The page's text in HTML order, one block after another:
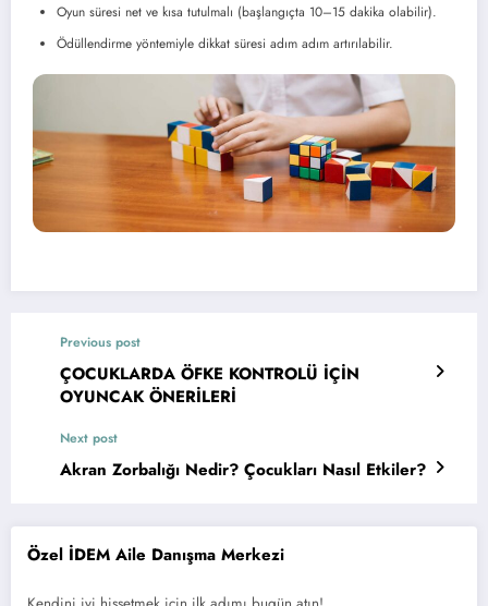
Özel İDEM Aile Danışma Merkezi
Oyun süresi net ve kısa tutulmalı (başlangıçta 10–15 dakika olabilir).
Ödüllendirme yöntemiyle dikkat süresi adım adım artırılabilir.
Previous post
ÇOCUKLARDA ÖFKE KONTROLÜ İÇİN
OYUNCAK ÖNERİLERİ
Next post
Akran Zorbalığı Nedir? Çocukları Nasıl Etkiler?